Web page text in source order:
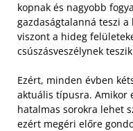
kopnak és nagyobb
gazdaságtalanná teszi
viszont a hideg
csúszásveszélynek
Ezért, minden évben
aktuális típusra. Amikor
hatalmas sorokra lehet
ezért megéri előre